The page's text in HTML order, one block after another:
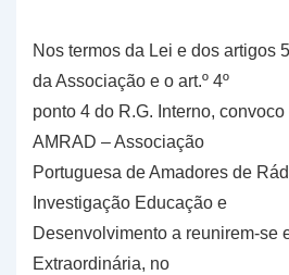
Nos termos da Lei e dos artigos
da Associação e o art.º 4º
ponto 4 do R.G. Interno,
AMRAD – Associação
Portuguesa de Amadores de
Investigação Educação e
Desenvolvimento a reunirem-se
Extraordinária, no